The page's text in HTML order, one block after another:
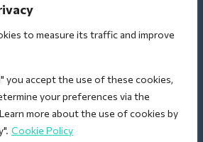
to measure its traffic and improve
you accept the use of these cookies,
your preferences via the
more about the use of cookies by
Cookie Policy
Para hoteles:
el aeropuerto: